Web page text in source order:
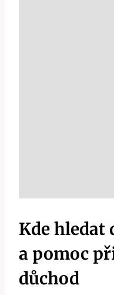
Kde hledat
a pomoc
důchod